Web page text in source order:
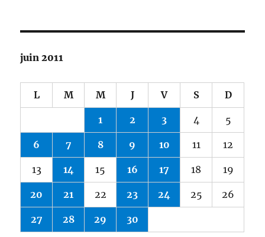
juin 2011
L M M J V S D
1 2 3 4 5
6 7 8 9 10 11 12
13 14 15 16 17 18 19
20 21 22 23 24 25 26
27 28 29 30